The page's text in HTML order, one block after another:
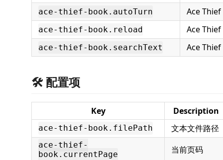
ace-thief-book.autoTurn Ace
ace-thief-book.reload Ace
ace-thief-book.searchText Ace
🛠️ 配置项
Key Description
ace-thief-book.filePath 文本文件路径
ace-thief-
book.currentPage
当前页码